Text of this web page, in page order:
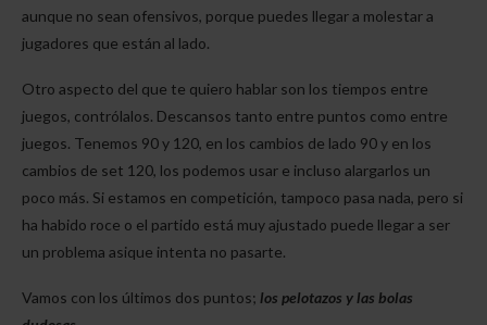
aunque no sean ofensivos, porque puedes llegar a molestar a
jugadores que están al lado.
Otro aspecto del que te quiero hablar son los tiempos entre
juegos, contrólalos. Descansos tanto entre puntos como entre
juegos. Tenemos 90 y 120, en los cambios de lado 90 y en los
cambios de set 120, los podemos usar e incluso alargarlos un
poco más. Si estamos en competición, tampoco pasa nada, pero si
ha habido roce o el partido está muy ajustado puede llegar a ser
un problema asique intenta no pasarte.
Vamos con los últimos dos puntos; los pelotazos y las bolas